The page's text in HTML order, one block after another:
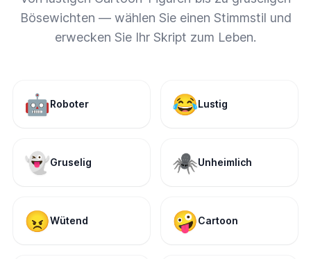
Bösewichten — wählen Sie einen Stimmstil und
erwecken Sie Ihr Skript zum Leben.
🤖Roboter 😂Lustig
👻Gruselig 🕷️Unheimlich
😠Wütend 🤪Cartoon